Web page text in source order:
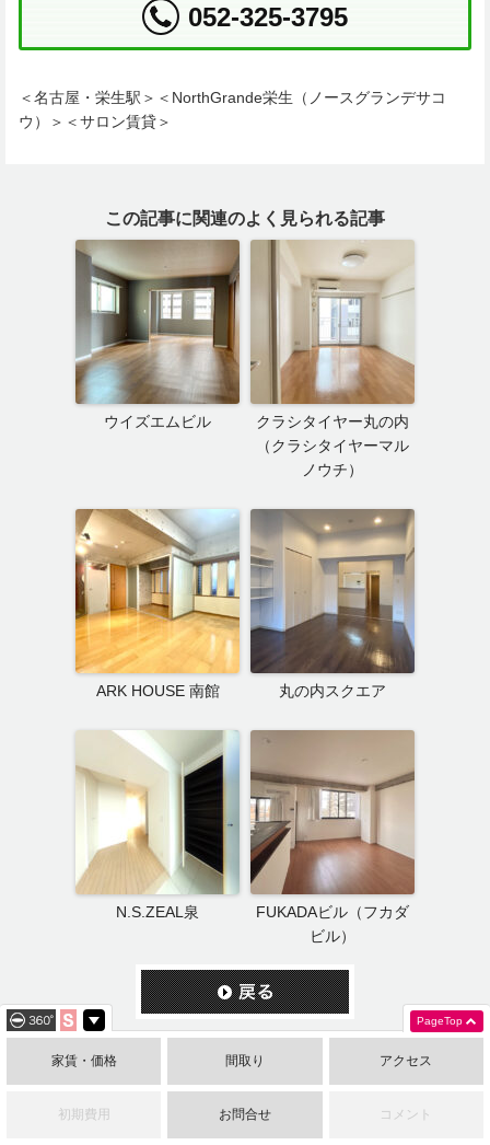
052-325-3795
＜名古屋・栄生駅＞＜NorthGrande栄生（ノースグランデサコ
ウ）＞＜サロン賃貸＞
この記事に関連のよく見られる記事
ウイズエムビル
クラシタイヤー丸の内
（クラシタイヤーマル
ノウチ）
ARK HOUSE 南館 丸の内スクエア
N.S.ZEAL泉
FUKADAビル（フカダ
ビル）
賃貸オーナー・管理会社さまへ
家賃・価格 間取り アクセス
初期費用 お問合せ コメント
PageTop